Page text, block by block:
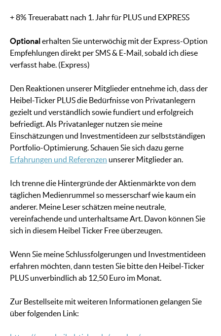
+ 8% Treuerabatt nach 1. Jahr für PLUS und EXPRESS
Optionalerhalten Sie unterwöchig mit der Express-Option
Empfehlungen direkt per SMS & E-Mail, sobald ich diese
verfasst habe. (Express)
Den Reaktionen unserer Mitglieder entnehme ich, dass der
Heibel-Ticker PLUS die Bedürfnisse von Privatanlegern
gezielt und verständlich sowie fundiert und erfolgreich
befriedigt. Als Privatanleger nutzen sie meine
Einschätzungen und Investmentideen zur selbstständigen
Portfolio-Optimierung. Schauen Sie sich dazu gerne
Erfahrungen und Referenzen unserer Mitglieder an.
Ich trenne die Hintergründe der Aktienmärkte von dem
täglichen Medienrummel so messerscharf wie kaum ein
anderer. Meine Leser schätzen meine neutrale,
vereinfachende und unterhaltsame Art. Davon können Sie
sich in diesem Heibel Ticker Free überzeugen.
Wenn Sie meine Schlussfolgerungen und Investmentideen
erfahren möchten, dann testen Sie bitte den Heibel-Ticker
PLUS unverbindlich ab 12,50 Euro im Monat.
Zur Bestellseite mit weiteren Informationen gelangen Sie
über folgenden Link: